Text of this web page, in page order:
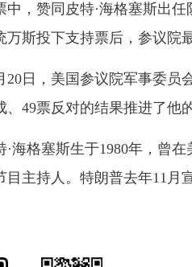
中，赞同皮特·海格塞斯出
万斯投下支持票后，参议院
，美国参议院军事委员会
、49票反对的结果推进了他
格塞斯生于1980年，曾在
目主持人。特朗普去年11月